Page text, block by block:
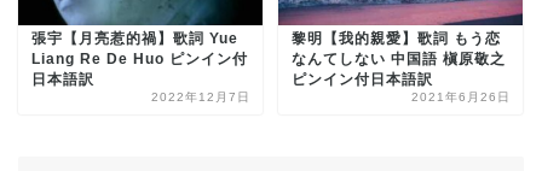
張宇【月亮惹的禍】歌詞 Yue
Liang Re De Huo ピンイン付
日本語訳
2022年12月7日
黎明【我的親愛】歌詞 もう恋
なんてしない 中国語 槇原敬之
ピンイン付日本語訳
2021年6月26日